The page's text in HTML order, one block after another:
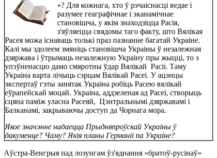
«? Для кожнага, хто ў рэчаіснасці ведае і
разумее геаграфічнае і эканамічнае
становішча, у якім знаходзіцца Расія,
з'яўляецца свядомы таго факту, што Вялікая
Расея можа існаваць толькі праз пазнанне багатай Украіне.
Калі мы здолеем змяніць становішча Украіны ў незалежная
дзяржава і ўтрымаць незалежную Украіну пры жыцці, то з
упэўненасцю дамо смяротны ўдар Вялікай Расіі. Таму
Украіна варта лічыць сэрцам Вялікай Расеі. У ацэнцы
экспертаў гэты занятак Украіна робіць Расею вялікай
еўрапейскай моцай. Украіна, аддзеленая ад Расеі, створыць
сцяна паміж уласна Расеяй, Цэнтральнымі дзяржавамі і
Балканамі, закрываючы доступ да Чорнага мора.
Якое значэнне надаецца Прыдняпроўскай Украіны ў
дакуменце? Чаму? Якія планы Германіі па Украіне?
Аўстра-Венгрыя пад лозунгам ўз'яднання «братоў-русінаў»